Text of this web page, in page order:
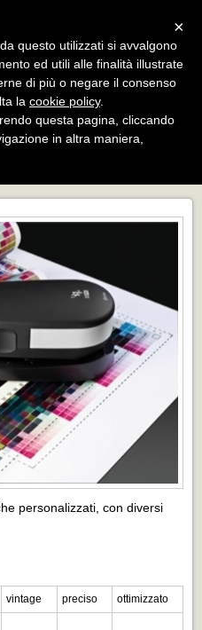
Srls
arte, fotografia, stampa,
eventi e sale posa
personalizzati, con diversi
vintage preciso ottimizzato
×
questo utilizzati si avvalgono
ed utili alle finalità illustrate
di più o negare il consenso
la cookie policy.
questa pagina, cliccando
in altra maniera,